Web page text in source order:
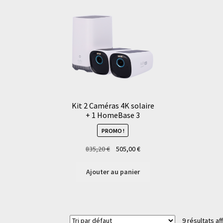
Kit 2 Caméras 4K solaire
+ 1 HomeBase 3
PROMO !
835,20€
Le
initial
505,00€Le
actuel
Ajouter au panier
9 résultats